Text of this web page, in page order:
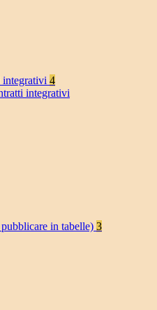
integrativi 4
integrativi
in tabelle) 3